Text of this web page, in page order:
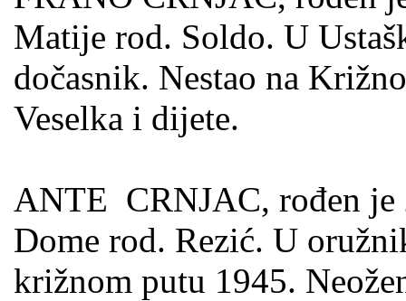
Matije rod. Soldo. U
dočasnik. Nestao na
Veselka i dijete.
ANTE CRNJAC, rođen je
Dome rod. Rezić. U
križnom putu 1945.